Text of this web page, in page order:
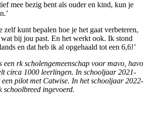
mee bezig bent als ouder en kind, kun je
kunt bepalen hoe je het gaat verbeteren,
bij jou past. En het werkt ook. Ik stond
en dat heb ik al opgehaald tot een 6,6!’
een rk scholengemeenschap voor mavo, havo
circa 1000 leerlingen. In schooljaar 2021-
een pilot met Catwise. In het schooljaar 2022-
schoolbreed ingevoerd.